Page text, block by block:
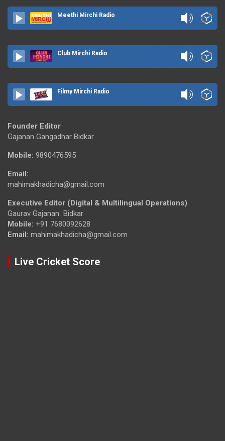
Meethi Mirchi Radio
Club Mirchi Radio
Filmy Mirchi Radio
Founder Editor
Gajanan Gangadhar Bidkar
Mobile: 9890476595
Email:
mahimakhadicha@gmail.com
Executive Editor (Digital & Multilingual Operations)
Gaurav Gajanan Bidkar
Mobile: +91 7680092628
Email: mahimakhadicha@gmail.com
Live Cricket Score